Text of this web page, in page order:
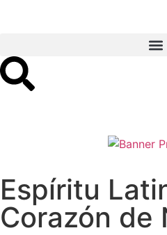
Espíritu
Corazón de